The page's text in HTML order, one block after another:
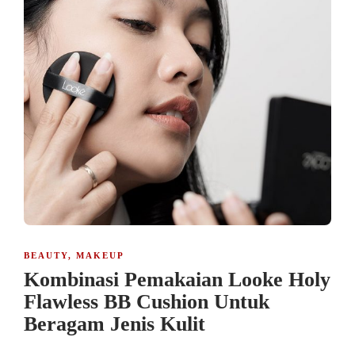
BEAUTY, MAKEUP
Kombinasi Pemakaian Looke Holy
Flawless BB Cushion Untuk
Beragam Jenis Kulit